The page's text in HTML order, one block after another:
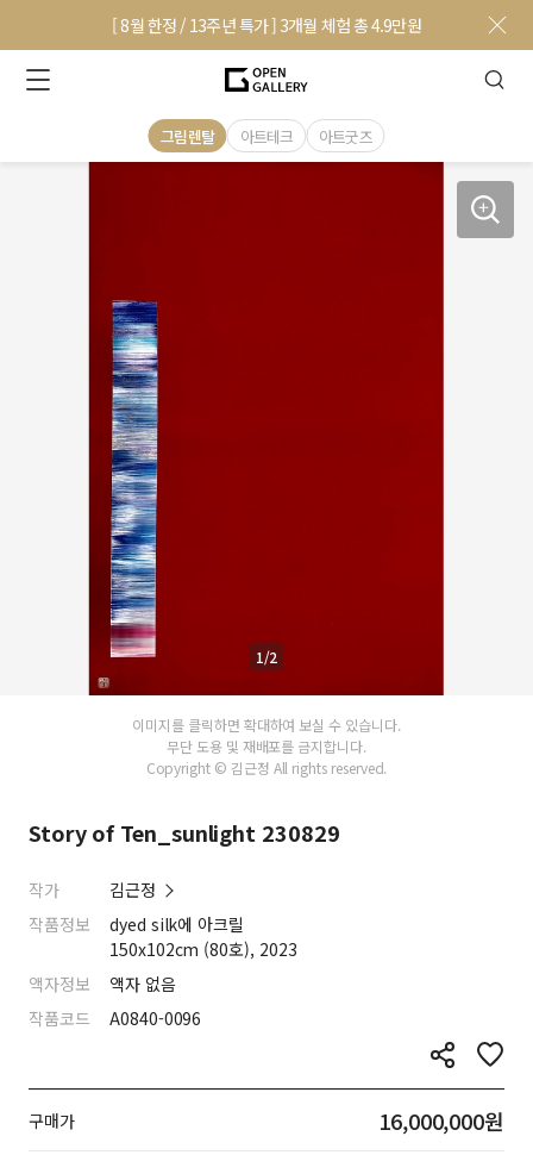
[ 8월 한정 / 13주년 특가 ] 3개월 체험 총 4.9만원
그림렌탈 아트테크 아트굿즈
1/2
이미지를 클릭하면 확대하여 보실 수 있습니다.
무단 도용 및 재배포를 금지합니다.
Copyright © 김근정 All rights reserved.
Story of Ten_sunlight 230829
작가
김근정
작품정보
dyed silk에 아크릴
150x102cm (80호), 2023
액자정보
액자 없음
작품코드
A0840-0096
구매가 16,000,000원